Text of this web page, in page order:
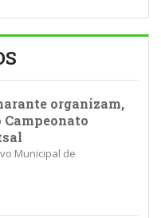
organizam,
Campeonato
Municipal de